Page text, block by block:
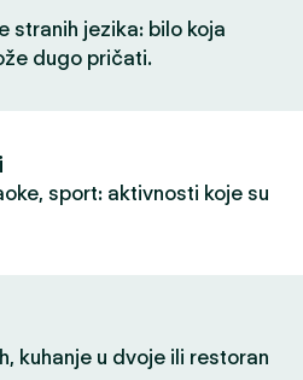
stranih jezika: bilo koja
dugo pričati.
sport: aktivnosti koje su
kuhanje u dvoje ili restoran